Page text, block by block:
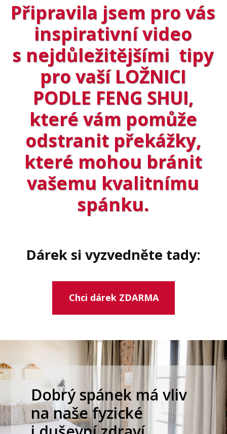
Připravila jsem pro vás
inspirativní video
s nejdůležitějšími tipy
pro vaší LOŽNICI
PODLE FENG SHUI,
které vám pomůže
odstranit překážky,
které mohou bránit
vašemu kvalitnímu
spánku.
Dárek si vyzvedněte tady:
Chci dárek ZDARMA
Dobrý spánek má vliv
na naše fyzické